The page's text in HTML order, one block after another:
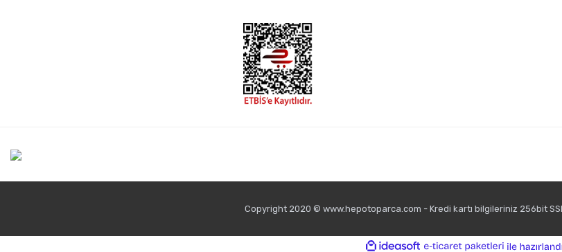
Copyright 2020 © www.hepotoparca.com - Kredi kartı bilgileriniz 256bit
ideasoft e-